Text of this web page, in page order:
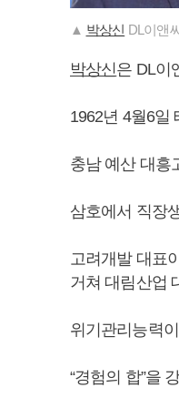
▲ 박상신 DL이앤
박상신은 DL이
1962년 4월6일
충남 예산 대흥
삼호에서 직장
고려개발 대표
거쳐 대림산업
위기관리능력
“경험의 합”을